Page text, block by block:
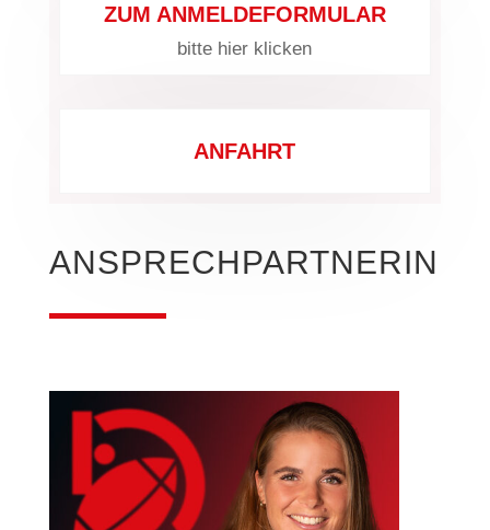
ZUM ANMELDEFORMULAR
bitte hier klicken
ANFAHRT
ANSPRECHPARTNERIN